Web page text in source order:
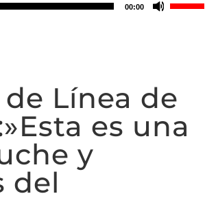
00:00
Utiliza
de
flecha
Línea de
es una
y
del